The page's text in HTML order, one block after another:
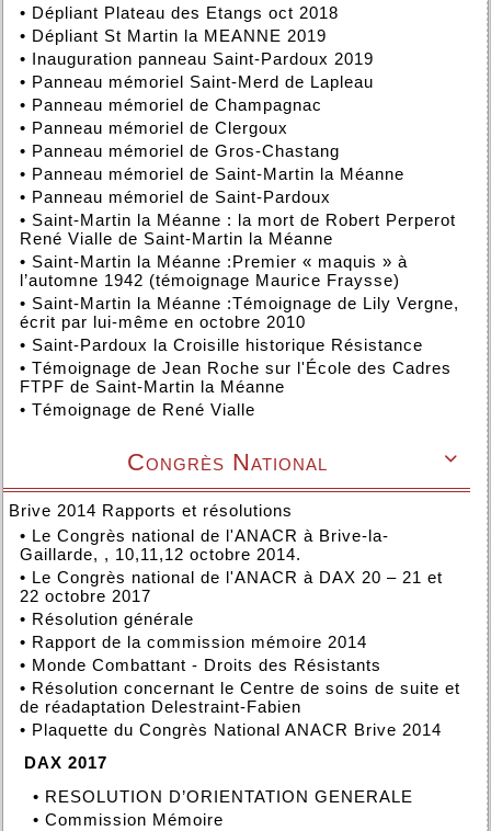
• Dépliant Plateau des Etangs oct 2018
• Dépliant St Martin la MEANNE 2019
• Inauguration panneau Saint-Pardoux 2019
• Panneau mémoriel Saint-Merd de Lapleau
• Panneau mémoriel de Champagnac
• Panneau mémoriel de Clergoux
• Panneau mémoriel de Gros-Chastang
• Panneau mémoriel de Saint-Martin la Méanne
• Panneau mémoriel de Saint-Pardoux
• Saint-Martin la Méanne : la mort de Robert Perperot
René Vialle de Saint-Martin la Méanne
• Saint-Martin la Méanne :Premier « maquis » à
l’automne 1942 (témoignage Maurice Fraysse)
• Saint-Martin la Méanne :Témoignage de Lily Vergne,
écrit par lui-même en octobre 2010
• Saint-Pardoux la Croisille historique Résistance
• Témoignage de Jean Roche sur l'École des Cadres
FTPF de Saint-Martin la Méanne
• Témoignage de René Vialle

Congrès National
Brive 2014 Rapports et résolutions
• Le Congrès national de l'ANACR à Brive-la-
Gaillarde, , 10,11,12 octobre 2014.
• Le Congrès national de l'ANACR à DAX 20 – 21 et
22 octobre 2017
• Résolution générale
• Rapport de la commission mémoire 2014
• Monde Combattant - Droits des Résistants
• Résolution concernant le Centre de soins de suite et
de réadaptation Delestraint-Fabien
• Plaquette du Congrès National ANACR Brive 2014
DAX 2017
• RESOLUTION D’ORIENTATION GENERALE
• Commission Mémoire